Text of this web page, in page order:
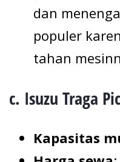
dan
populer
tahan
c. Isuzu Traga
Kapasitas